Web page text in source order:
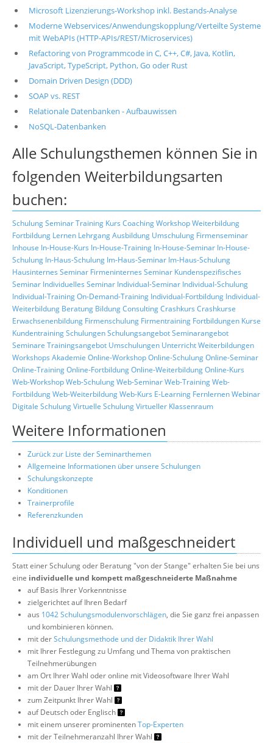
Microsoft Lizenzierungs-Workshop inkl. Bestands-Analyse
Moderne Webservices/Anwendungskopplung/Verteilte Systeme
mit WebAPIs (HTTP-APIs/REST/Microservices)
Refactoring von Programmcode in C, C++, C#, Java, Kotlin,
JavaScript, TypeScript, Python, Go oder Rust
Domain Driven Design (DDD)
SOAP vs. REST
Relationale Datenbanken - Aufbauwissen
NoSQL-Datenbanken
Alle Schulungsthemen können Sie in
folgenden Weiterbildungsarten
buchen:
SchulungSeminarTraining Kurs CoachingWorkshopWeiterbildung
Fortbildung Lernen LehrgangAusbildung Umschulung Firmenseminar
Inhouse In-House-Kurs In-House-Training In-House-Seminar In-House-
Schulung In-Haus-Schulung Im-Haus-Seminar Im-Haus-Schulung
Hausinternes Seminar Firmeninternes Seminar Kundenspezifisches
Seminar Individuelles Seminar Individual-Seminar Individual-Schulung
Individual-TrainingOn-Demand-Training Individual-Fortbildung Individual-
Weiterbildung Beratung BildungConsultingCrashkurs Crashkurse
Erwachsenenbildung Firmenschulung Firmentraining Fortbildungen Kurse
KundentrainingSchulungenSchulungsangebotSeminarangebot
Seminare Trainingsangebot Umschulungen UnterrichtWeiterbildungen
Workshops Akademie Online-WorkshopOnline-SchulungOnline-Seminar
Online-TrainingOnline-FortbildungOnline-WeiterbildungOnline-Kurs
Web-WorkshopWeb-SchulungWeb-SeminarWeb-TrainingWeb-
FortbildungWeb-WeiterbildungWeb-Kurs E-Learning FernlernenWebinar
Digitale SchulungVirtuelle SchulungVirtueller Klassenraum
Weitere Informationen
Zurück zur Liste der Seminarthemen
Allgemeine Informationen über unsere Schulungen
Schulungskonzepte
Konditionen
Trainerprofile
Referenzkunden
Individuell und maßgeschneidert
Statt einer Schulung oder Beratung "von der Stange" erhalten Sie bei uns
eine individuelle und kompett maßgeschneiderte Maßnahme
auf Basis Ihrer Vorkenntnisse
zielgerichtet auf Ihren Bedarf
aus 1042 Schulungsmodulenvorschlägen, die Sie ganz frei anpassen
und kombinieren können.
mit derSchulungsmethode und der Didaktik Ihrer Wahl
mit Ihrer Festlegung zu Umfang und Thema von praktischen
Teilnehmerübungen
am Ort Ihrer Wahl oder online mit Videosoftware Ihrer Wahl
mit der Dauer Ihrer Wahl
zum Zeitpunkt Ihrer Wahl
auf Deutsch oder Englisch
mit einem unserer prominentenTop-Experten
mit der Teilnehmeranzahl Ihrer Wahl